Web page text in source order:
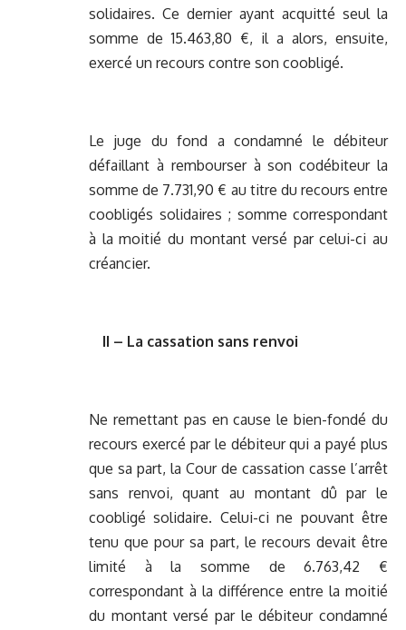
solidaires. Ce dernier ayant acquitté seul la
somme de 15.463,80 €, il a alors, ensuite,
exercé un recours contre son coobligé.
Le juge du fond a condamné le débiteur
défaillant à rembourser à son codébiteur la
somme de 7.731,90 € au titre du recours entre
coobligés solidaires ; somme correspondant
à la moitié du montant versé par celui-ci au
créancier.
II – La cassation sans renvoi
Ne remettant pas en cause le bien-fondé du
recours exercé par le débiteur qui a payé plus
que sa part, la Cour de cassation casse l’arrêt
sans renvoi, quant au montant dû par le
coobligé solidaire. Celui-ci ne pouvant être
tenu que pour sa part, le recours devait être
limité à la somme de 6.763,42 €
correspondant à la différence entre la moitié
du montant versé par le débiteur condamné